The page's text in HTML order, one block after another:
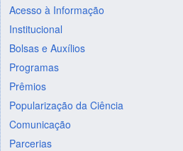
Acesso à Informação
Institucional
Bolsas e Auxílios
Programas
Prêmios
Popularização da Ciência
Comunicação
Parcerias